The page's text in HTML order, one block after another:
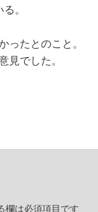
。
たとのこと。
でした。
欄は必須項目です